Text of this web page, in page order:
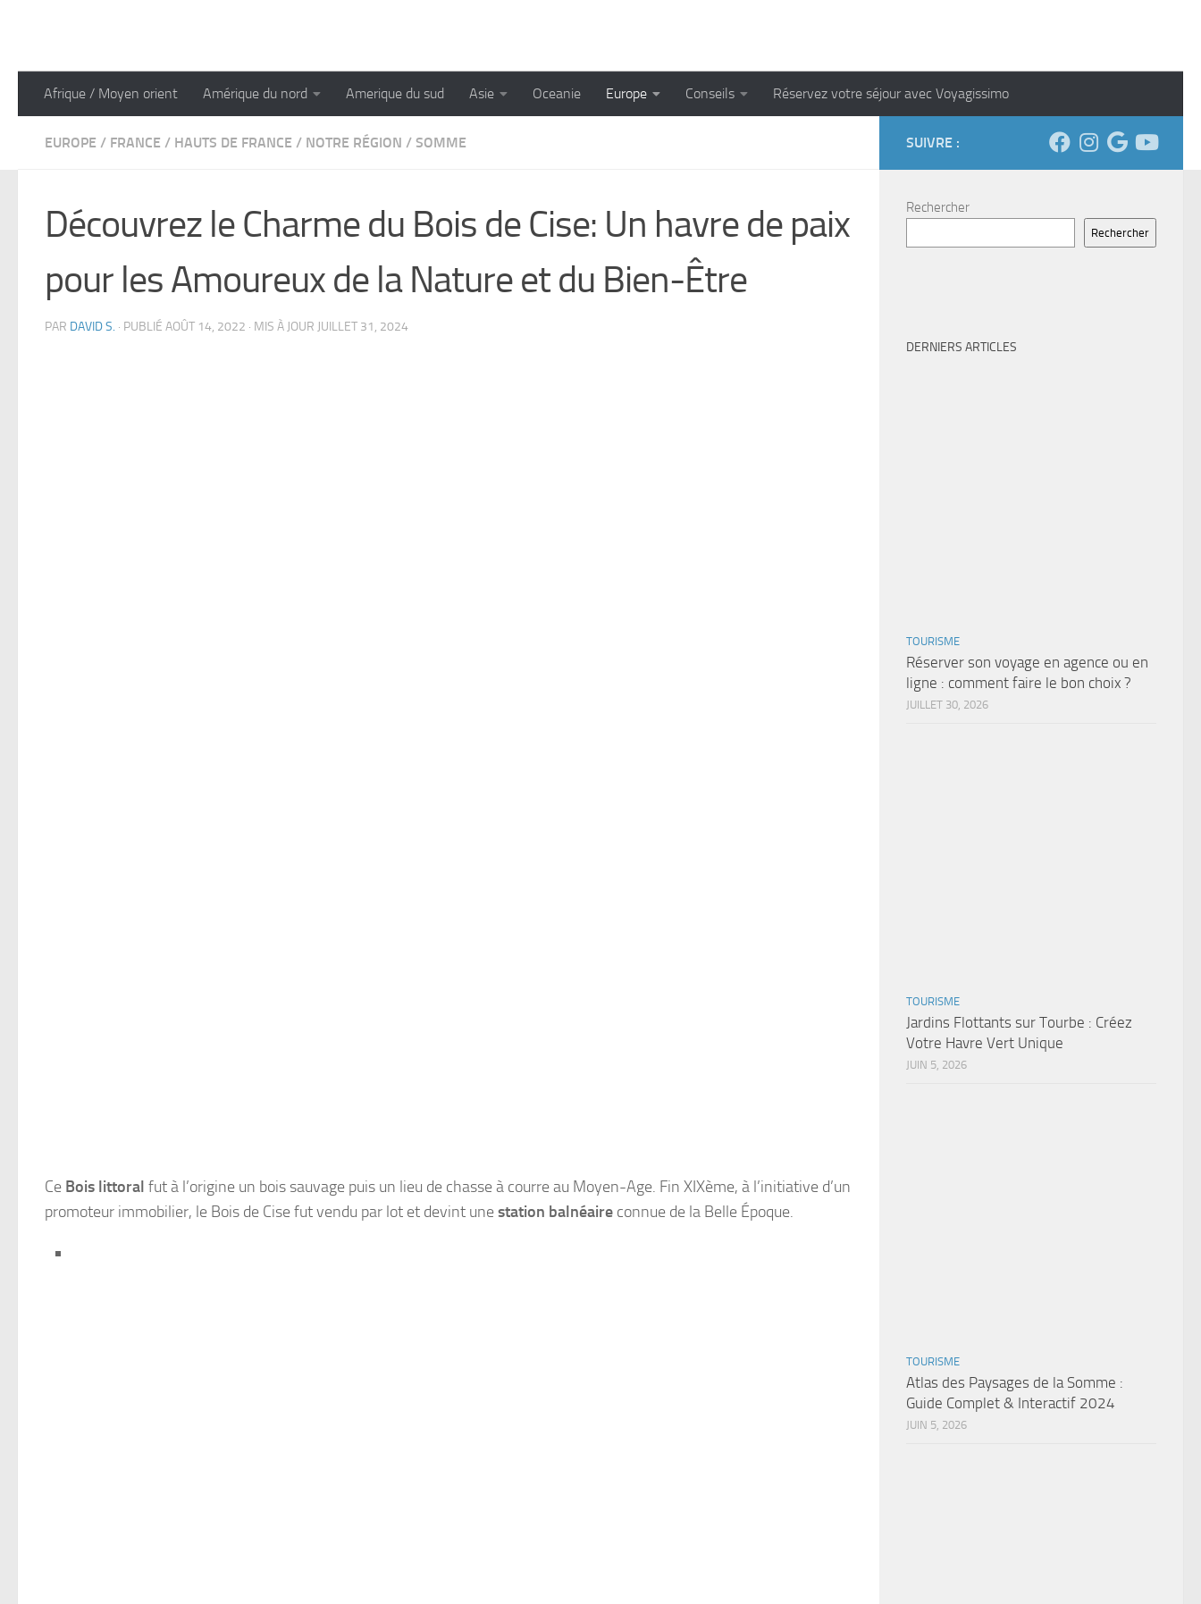
Afrique / Moyen orient Amérique du nord Amerique du sud Asie Oceanie Europe Conseils Réservez votre séjour avec Voyagissimo
EUROPE / FRANCE / HAUTS DE FRANCE / NOTRE RÉGION / SOMME
Découvrez le Charme du Bois de Cise: Un havre de paix
pour les Amoureux de la Nature et du Bien-Être
PAR DAVID S. · PUBLIÉ AOÛT 14, 2022 · MIS À JOUR JUILLET 31, 2024
ault
(1
1)
Ce Bois littoral fut à l’origine un bois sauvage puis un lieu de chasse à courre au Moyen-Age. Fin XIXème, à l’initiative d’un
promoteur immobilier, le Bois de Cise fut vendu par lot et devint unestation balnéaire connue de la Belle Époque.
SUIVRE :
Rechercher
Rechercher
DERNIERS ARTICLES
TOURISME
Réserver son voyage en agence ou en
ligne : comment faire le bon choix ?
JUILLET 30, 2026
TOURISME
Jardins Flottants sur Tourbe : Créez
Votre Havre Vert Unique
JUIN 5, 2026
TOURISME
Atlas des Paysages de la Somme :
Guide Complet & Interactif 2024
JUIN 5, 2026